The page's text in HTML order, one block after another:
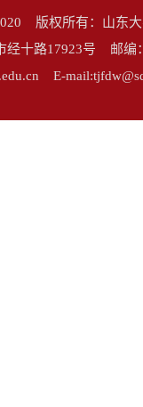
版权所有：山东
经十路17923号 邮
E-